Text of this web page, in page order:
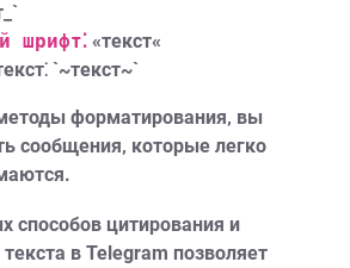
шрифт⁚ «текст«
`~текст~`
форматирования‚ вы
сообщения‚ которые легко
способов цитирования и
в Telegram позволяет